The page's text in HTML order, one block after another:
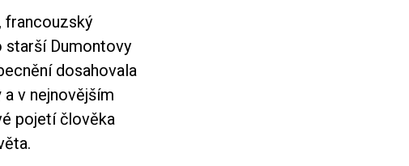
francouzský
Dumontovy
dosahovala
a v nejnovějším
pojetí člověka